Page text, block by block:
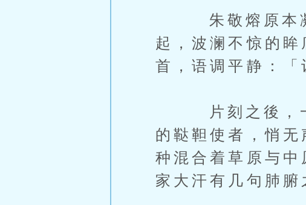
朱敬熔原本凝
起，波澜不惊的
首，语调平静：「
片刻之後，一
的鞑靼使者，悄
种混合着草原与
家大汗有几句肺腑